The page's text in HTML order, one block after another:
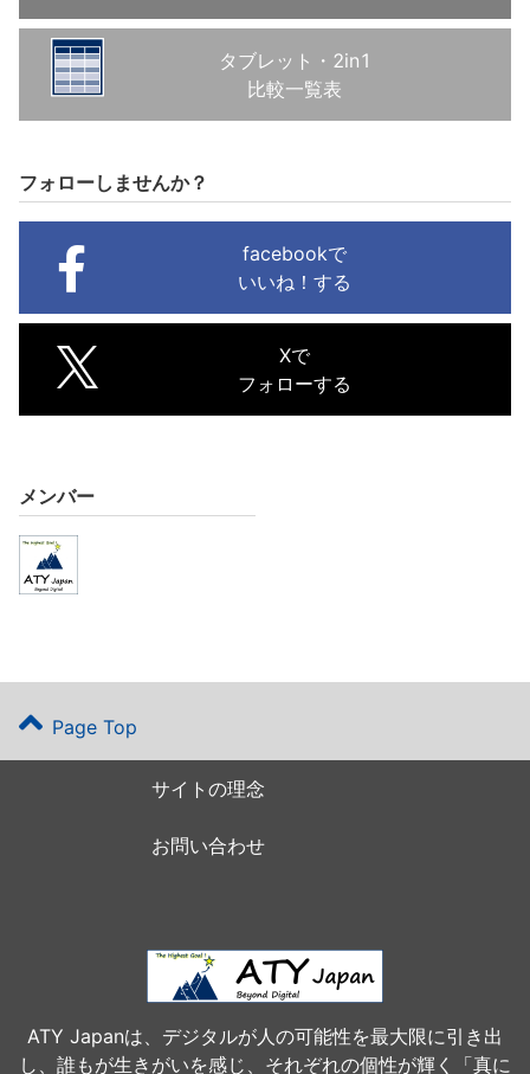
タブレット・2in1
比較一覧表
フォローしませんか？
facebookで
いいね！する
Xで
フォローする
メンバー
Page Top
サイトの理念
お問い合わせ
ATY Japanは、デジタルが人の可能性を最大限に引き出
し、誰もが生きがいを感じ、それぞれの個性が輝く「真に